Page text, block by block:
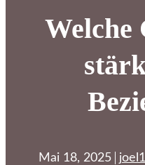
Welche
Mai 18, 2025 joel1